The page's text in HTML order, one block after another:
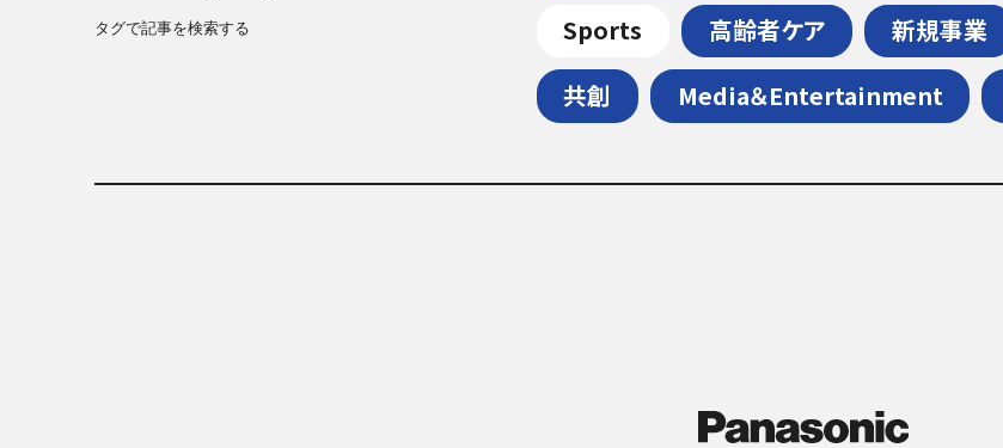
タグで記事を検索する
Sports
高齢者ケア 新規事業
共創
Media＆Entertainment